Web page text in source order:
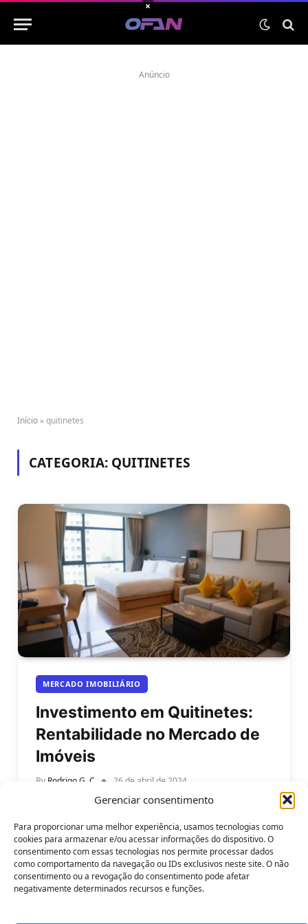
Gerenciar consentimento
Para proporcionar uma melhor experiência, usamos tecnologias como
cookies para armazenar e/ou acessar informações do dispositivo. O
consentimento com essas tecnologias nos permite processar dados
como comportamento da navegação ou IDs exclusivos neste site. O não
consentimento ou a revogação do consentimento pode afetar
negativamente determinados recursos e funções.
Anúncio
Início »quitinetes
CATEGORIA: QUITINETES
MERCADO IMOBILIÁRIO
Investimento em Quitinetes:
Rentabilidade no Mercado de
Imóveis
By Rodrigo G. C 26 de abril de 2024
Investimento em Quitinetes: Rentabilidade no
Mercado de Imóveis. O investimento imobiliário é
uma das formas mais seguras e tradicionais de…
×